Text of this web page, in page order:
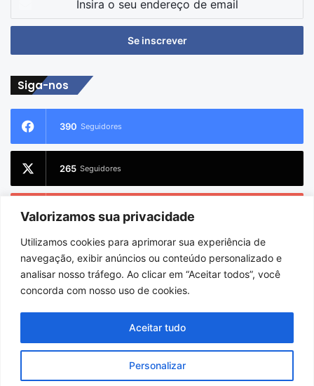
Valorizamos sua privacidade
Utilizamos cookies para aprimorar sua experiência de
navegação, exibir anúncios ou conteúdo personalizado e
analisar nosso tráfego. Ao clicar em “Aceitar todos”, você
concorda com nosso uso de cookies.
Personalizar
Aceitar tudo
seu
de
Siga-nos
390 Seguidores
265 Seguidores
2.733 Seguidores
Hospedado pori9 Digital
Início
Sobre Equipe